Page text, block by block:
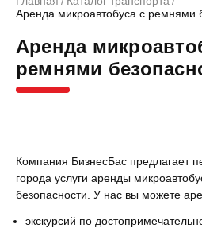
Аренда микроавтобуса с ремнями
Аренда
ремнями
Компания БизнесБас предлагает
города услуги аренды
безопасности. У нас вы можете
экскурсий по